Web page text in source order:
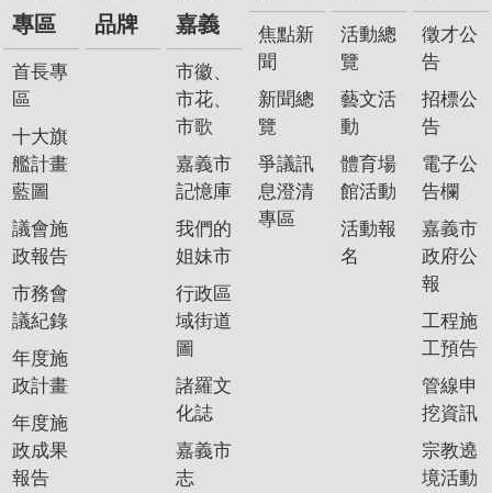
專區
首長專
區
十大旗
艦計畫
藍圖
議會施
政報告
市務會
議紀錄
年度施
政計畫
年度施
政成果
報告
品牌
嘉義
市徽、
市花、
市歌
嘉義市
記憶庫
我們的
姐妹市
行政區
域街道
圖
諸羅文
化誌
嘉義市
志
焦點新
聞
新聞總
覽
爭議訊
息澄清
專區
活動總
覽
藝文活
動
體育場
館活動
活動報
名
徵才公
告
招標公
告
電子公
告欄
嘉義市
政府公
報
工程施
工預告
管線申
挖資訊
宗教遶
境活動